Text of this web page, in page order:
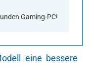
Gaming-PC!
eine bessere